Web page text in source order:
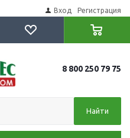
Вход Регистрация
8 800 250 79 75
Найти